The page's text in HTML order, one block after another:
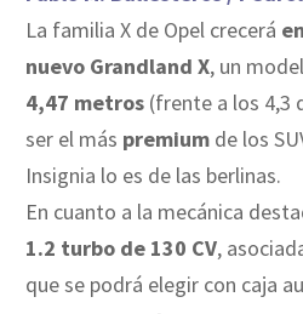
La familia X de Opel crecerá
nuevo Grandland X, un
4,47 metros (frente a los 4,3
ser el más premium de los
Insignia lo es de las berlinas.
En cuanto a la mecánica
1.2 turbo de 130 CV,
que se podrá elegir con caja